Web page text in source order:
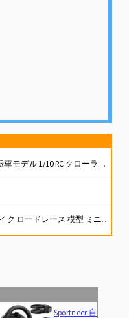
ーラー 10 4 D90 CC01 装飾用、ブラック
ス 模型 ミニチュア プラモデル 可動
スト自転車 ママチャリ ロードバイク 駐輪場 通勤用 地球ロック 頑丈 盗難防止 鍵3本付き
Next